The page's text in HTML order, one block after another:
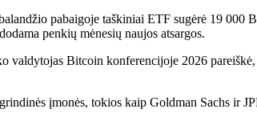
pabaigoje taškiniai ETF sugėrė 19 000
penkių mėnesių naujos atsargos.
valdytojas Bitcoin konferencijoje 2026
įmonės, tokios kaip Goldman Sachs ir